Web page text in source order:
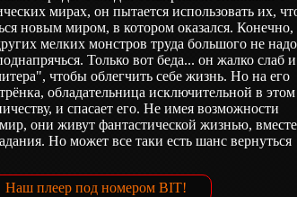
мирах, он пытается использовать их,
новым миром, в котором оказался. Конечно,
мелких монстров труда большого не
Только вот беда... он жалко слаб
чтобы облегчить себе жизнь. Но на его
обладательница исключительной в
и спасает его. Не имея возможности
они живут фантастической жизнью, вместе
Но может все таки есть шанс вернуться
Наш плеер под номером BIT!